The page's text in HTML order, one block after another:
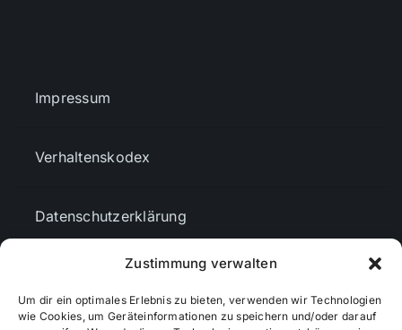
Zustimmung verwalten
Um dir ein optimales Erlebnis zu bieten, verwenden wir Technologien
wie Cookies, um Geräteinformationen zu speichern und/oder darauf
Impressum
Verhaltenskodex
Datenschutzerklärung